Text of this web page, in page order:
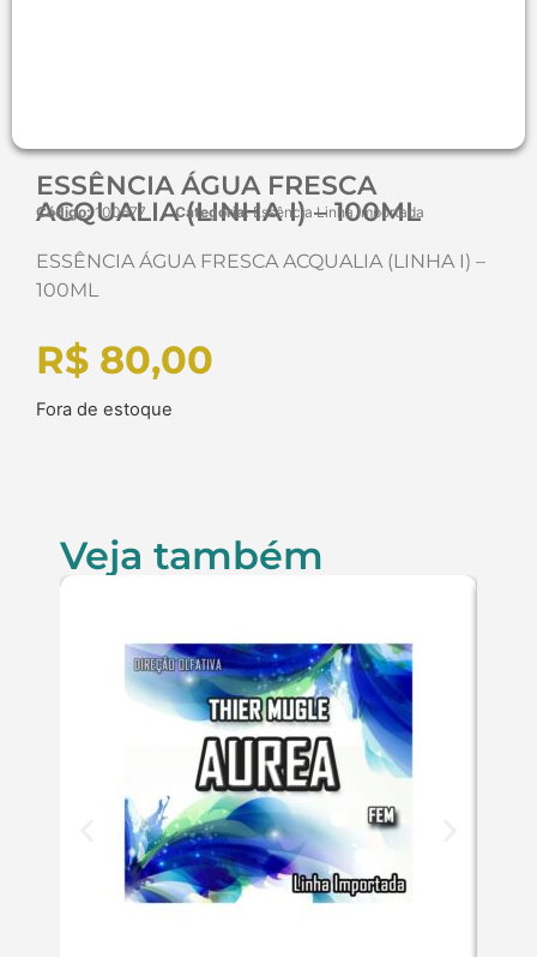
ESSÊNCIA ÁGUA FRESCA
ACQUALIA (LINHA I) – 100ML
Código:100677 Categoria: Essência Linha Importada
ESSÊNCIA ÁGUA FRESCA ACQUALIA (LINHA I) –
100ML
R$ 80,00
Fora de estoque
Veja também